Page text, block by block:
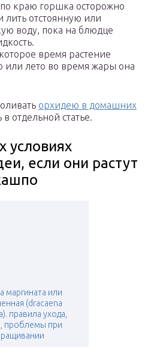
краю горшка осторожно
лить отстоянную или
воду, пока на блюдце
время растение
или лето во время жары она
орхидею в домашних
отдельной статье.
условиях
если они растут
маргината или
(dracaena
правила ухода,
проблемы при